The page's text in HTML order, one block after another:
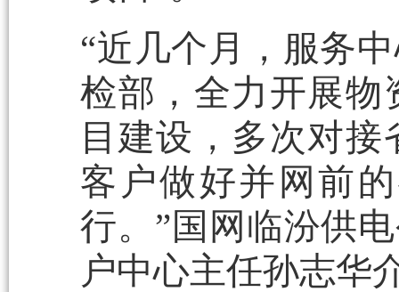
“近几个月，服务
检部，全力开展物
目建设，多次对
客户做好并网前
行。”国网临汾供
户中心主任孙志华